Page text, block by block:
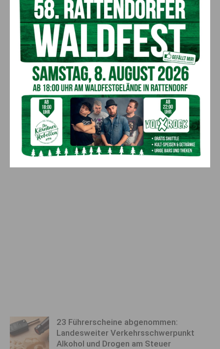
„Sein Charakter bleibt unersetzbar“ –
Fußballverein nimmt Abschied
Aktuell 7. August 2026
Bargeld im Bankomaten vergessen –
Polizei bittet um Hinweise
Aktuell 7. August 2026
Lienz: Bub (4) nach Badeunfall
reanimiert – Polizei sucht Zeugen
Aktuell 7. August 2026
23 Führerscheine abgenommen:
Landesweiter Verkehrsschwerpunkt
Alkohol und Drogen am Steuer